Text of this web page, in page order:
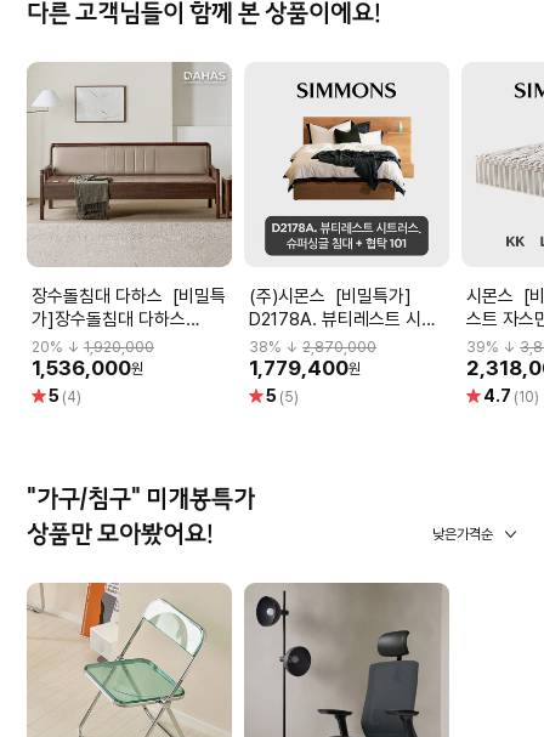
다른 고객님들이 함께 본 상품이에요!
장수돌침대 다하스 [비밀특
가]장수돌침대 다하스
1342P 맥반석 돌쇼파
20% ↓ 1,920,000
1,536,000원
별5 (4)
(주)시몬스 [비밀특가]
D2178A. 뷰티레스트 시트
러스. 슈퍼싱글 침대+협탁
101
38% ↓2,870,000
1,779,400원
별5 (5)
시몬스 [비밀특가] 뷰티레
스트 자스
39% ↓
별 4.7 (10)
"가구/침구" 미개봉특가
상품만 모아봤어요!
낮은가격순